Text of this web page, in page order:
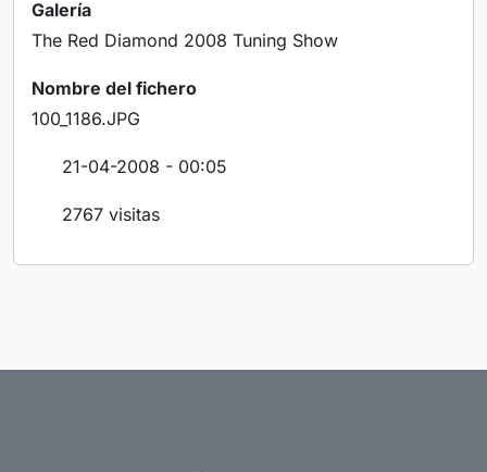
Galería
The Red Diamond 2008 Tuning Show
Nombre del fichero
100_1186.JPG
21-04-2008 - 00:05
2767 visitas